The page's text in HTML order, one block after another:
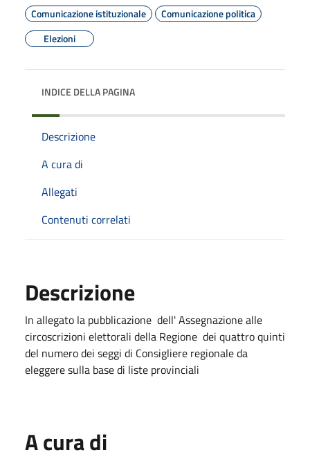
Comunicazione istituzionale
Comunicazione politica
Elezioni
INDICE DELLA PAGINA
Descrizione
A cura di
Allegati
Contenuti correlati
Descrizione
In allegato la pubblicazione dell' Assegnazione alle
circoscrizioni elettorali della Regione dei quattro quinti
del numero dei seggi di Consigliere regionale da
eleggere sulla base di liste provinciali
A cura di